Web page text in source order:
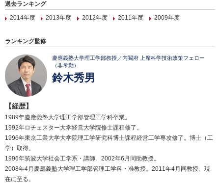
過去ランキング
2014年度
2013年度 2012年度 2011年度 2009年度
ランキング監修
慶應義塾大学理工学部教授／内閣府 上席科学技術政策フェロー
（非常勤）
鈴木秀男
【経歴】
1989年慶應義塾大学理工学部管理工学科卒業。
1992年ロチェスター大学経営大学院修士課程修了。
1996年東京工業大学大学院理工学研究科博士課程経営工学専攻修了。博士（工
学）取得。
1996年筑波大学社会工学系・講師。2002年6月同助教授。
2008年4月慶應義塾大学理工学部管理工学科・准教授。2011年4月同教授、現
在に至る。